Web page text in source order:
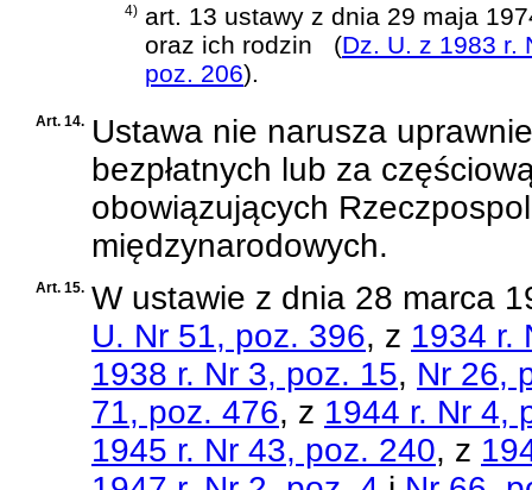
4) art. 13 ustawy z dnia 29 maja
oraz ich rodzin
(Dz. U. z 1983 r.
poz. 206)
Art. 14. Ustawa nie narusza
bezpłatnych lub za
obowiązujących
międzynarodowych.
Art. 15. W ustawie z dnia 28 marca
U. Nr 51, poz. 396, z 1934 r.
1938 r. Nr 3, poz. 15, Nr 26,
71, poz. 476, z 1944 r. Nr 4,
1945 r. Nr 43, poz. 240, z